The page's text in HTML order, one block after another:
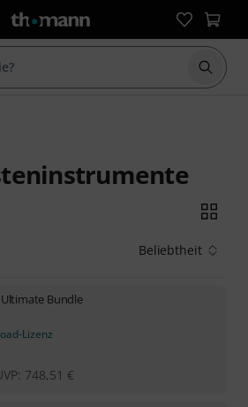
Suche
Beliebtheit
Ultimate Bundle
Lizenz
748,51 €